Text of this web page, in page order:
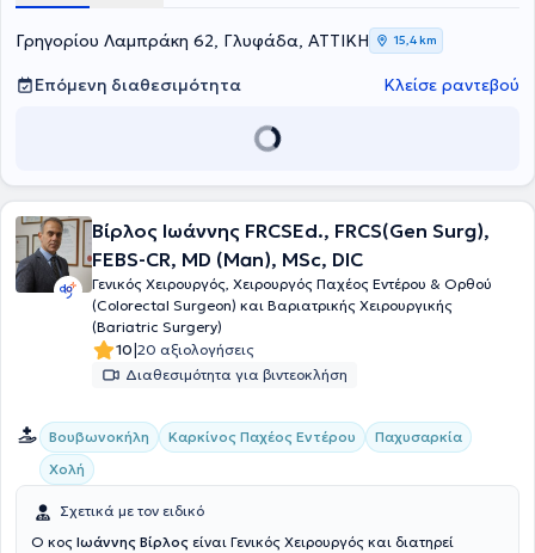
Γρηγορίου Λαμπράκη 62, Γλυφάδα, ΑΤΤΙΚΗ 15,4 km
Επόμενη διαθεσιμότητα Κλείσε ραντεβού
Βίρλος Ιωάννης FRCSEd., FRCS(Gen Surg),
FEBS-CR, MD (Man), MSc, DIC
Γενικός Χειρουργός, Χειρουργός Παχέος Εντέρου & Ορθού
(Colorectal Surgeon) και Βαριατρικής Χειρουργικής
(Bariatric Surgery)
10|20 αξιολογήσεις
Διαθεσιμότητα για βιντεοκλήση
Βουβωνοκήλη Καρκίνος Παχέος Εντέρου
Παχυσαρκία
Χολή
Σχετικά με τον ειδικό
Ο κος Ιωάννης Βίρλος είναι Γενικός Χειρουργός και διατηρεί